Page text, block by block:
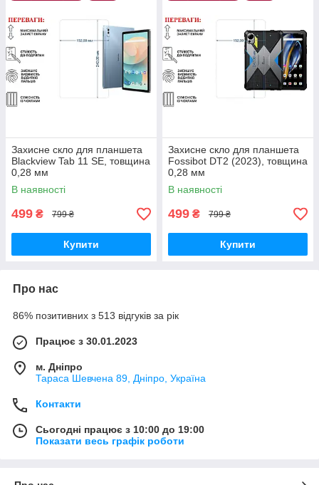
Захисне скло для планшета
Blackview Tab 11 SE, товщина
0,28 мм
В наявності
499 ₴ 799 ₴
Купити
Захисне скло для планшета
Fossibot DT2 (2023), товщина
0,28 мм
В наявності
499 ₴ 799 ₴
Купити
Про нас
86% позитивних з 513 відгуків за рік
Працює з 30.01.2023
м. Дніпро
Тараса Шевчена 89, Дніпро, Україна
Контакти
Сьогодні працює з 10:00 до 19:00
Показати весь графік роботи